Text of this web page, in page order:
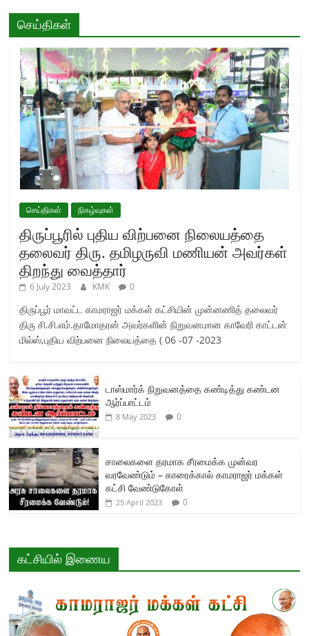
செய்திகள்
செய்திகள் நிகழ்வுகள்
திருப்பூரில் புதிய விற்பனை நிலையத்தை
தலைவர் திரு. தமிழருவி மணியன் அவர்கள்
திறந்து வைத்தார்
6 July 2023 KMK 0
திருப்பூர் மாவட்ட காமராஜர் மக்கள் கட்சியின் முன்னணித் தலைவர்
திரு சி.சி.எம்.தாமோதரன் அவர்களின் நிறுவனமான காவேரி காட்டன்
மில்ஸ்,புதிய விற்பனை நிலையத்தை ( 06 -07 -2023
டாஸ்மார்க் நிறுவனத்தை கண்டித்து கண்டன
ஆர்ப்பாட்டம்
8 May 2023 0
சாலைகளை தரமாக சீரமைக்க முன்வர
வரவேண்டும் – காரைக்கால் காமராஜர் மக்கள்
கட்சி வேண்டுகோள்
25 April 2023 0
கட்சியில் இணைய